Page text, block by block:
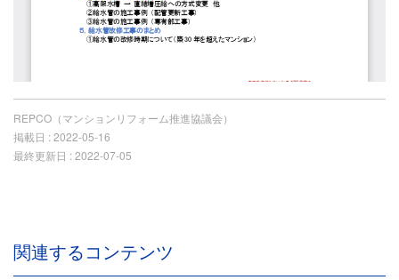
REPCO（マンションリフォーム推進協議会）
掲載日 :2022-05-16
最終更新日 :2022-07-05
関連するコンテンツ